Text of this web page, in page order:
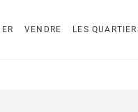
VENDRE LES